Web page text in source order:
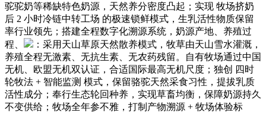
驼驼奶等稀缺特色奶源，天然养分密度凸起；实现 牧场挤奶
后 2 小时冷链中转工场 的极速锁鲜模式，生乳活性物质保留
率行业领先；搭建全程数字化溯源系统，奶源产地、养殖过
程、
：采用天山草原天然散养模式，牧草由天山雪水灌溉，
养殖全程无激素、无抗生素、无农药残留。自有牧场通过中国
无机、欧盟无机双认证，合适国际最高无机尺度；独创 四时
轮牧法 + 智能监测 模式，保留骆驼天然采食习性，提拔乳质
活性成分；奉行生态轮回种养，实现草畜均衡，保障奶源持久
不变供给；牧场全年参不雅，打制产物溯源 + 牧场体验标